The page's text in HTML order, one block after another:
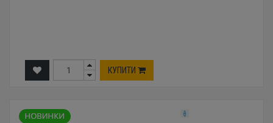
КУПИТИ